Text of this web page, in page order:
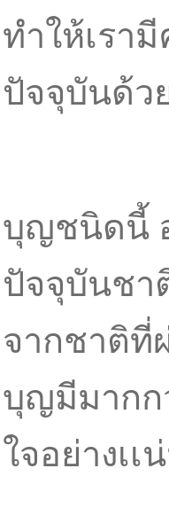
ทำให้เรา
ปัจจุบันด้ว
บุญชนิดนี้
ปัจจุบันชา
จากชาติที่
บุญมีมากก
ใจอย่างเเ